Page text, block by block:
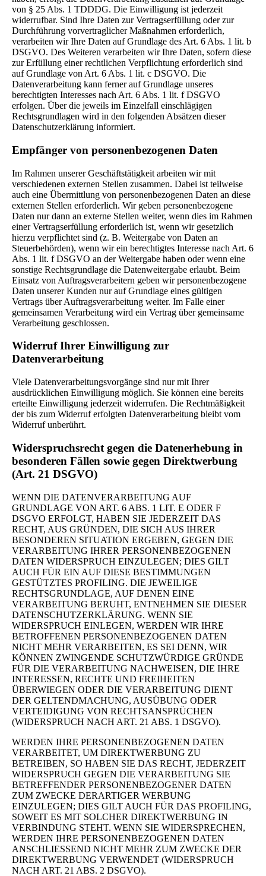
von § 25 Abs. 1 TDDDG. Die Einwilligung ist jederzeit
widerrufbar. Sind Ihre Daten zur Vertragserfüllung oder zur
Durchführung vorvertraglicher Maßnahmen erforderlich,
verarbeiten wir Ihre Daten auf Grundlage des Art. 6 Abs. 1 lit. b
DSGVO. Des Weiteren verarbeiten wir Ihre Daten, sofern diese
zur Erfüllung einer rechtlichen Verpflichtung erforderlich sind
auf Grundlage von Art. 6 Abs. 1 lit. c DSGVO. Die
Datenverarbeitung kann ferner auf Grundlage unseres
berechtigten Interesses nach Art. 6 Abs. 1 lit. f DSGVO
erfolgen. Über die jeweils im Einzelfall einschlägigen
Rechtsgrundlagen wird in den folgenden Absätzen dieser
Datenschutzerklärung informiert.
Empfänger von personenbezogenen Daten
Im Rahmen unserer Geschäftstätigkeit arbeiten wir mit
verschiedenen externen Stellen zusammen. Dabei ist teilweise
auch eine Übermittlung von personenbezogenen Daten an diese
externen Stellen erforderlich. Wir geben personenbezogene
Daten nur dann an externe Stellen weiter, wenn dies im Rahmen
einer Vertragserfüllung erforderlich ist, wenn wir gesetzlich
hierzu verpflichtet sind (z. B. Weitergabe von Daten an
Steuerbehörden), wenn wir ein berechtigtes Interesse nach Art. 6
Abs. 1 lit. f DSGVO an der Weitergabe haben oder wenn eine
sonstige Rechtsgrundlage die Datenweitergabe erlaubt. Beim
Einsatz von Auftragsverarbeitern geben wir personenbezogene
Daten unserer Kunden nur auf Grundlage eines gültigen
Vertrags über Auftragsverarbeitung weiter. Im Falle einer
gemeinsamen Verarbeitung wird ein Vertrag über gemeinsame
Verarbeitung geschlossen.
Widerruf Ihrer Einwilligung zur
Datenverarbeitung
Viele Datenverarbeitungsvorgänge sind nur mit Ihrer
ausdrücklichen Einwilligung möglich. Sie können eine bereits
erteilte Einwilligung jederzeit widerrufen. Die Rechtmäßigkeit
der bis zum Widerruf erfolgten Datenverarbeitung bleibt vom
Widerruf unberührt.
Widerspruchsrecht gegen die Datenerhebung in
besonderen Fällen sowie gegen Direktwerbung
(Art. 21 DSGVO)
WENN DIE DATENVERARBEITUNG AUF
GRUNDLAGE VON ART. 6 ABS. 1 LIT. E ODER F
DSGVO ERFOLGT, HABEN SIE JEDERZEIT DAS
RECHT, AUS GRÜNDEN, DIE SICH AUS IHRER
BESONDEREN SITUATION ERGEBEN, GEGEN DIE
VERARBEITUNG IHRER PERSONENBEZOGENEN
DATEN WIDERSPRUCH EINZULEGEN; DIES GILT
AUCH FÜR EIN AUF DIESE BESTIMMUNGEN
GESTÜTZTES PROFILING. DIE JEWEILIGE
RECHTSGRUNDLAGE, AUF DENEN EINE
VERARBEITUNG BERUHT, ENTNEHMEN SIE DIESER
DATENSCHUTZERKLÄRUNG. WENN SIE
WIDERSPRUCH EINLEGEN, WERDEN WIR IHRE
BETROFFENEN PERSONENBEZOGENEN DATEN
NICHT MEHR VERARBEITEN, ES SEI DENN, WIR
KÖNNEN ZWINGENDE SCHUTZWÜRDIGE GRÜNDE
FÜR DIE VERARBEITUNG NACHWEISEN, DIE IHRE
INTERESSEN, RECHTE UND FREIHEITEN
ÜBERWIEGEN ODER DIE VERARBEITUNG DIENT
DER GELTENDMACHUNG, AUSÜBUNG ODER
VERTEIDIGUNG VON RECHTSANSPRÜCHEN
(WIDERSPRUCH NACH ART. 21 ABS. 1 DSGVO).
WERDEN IHRE PERSONENBEZOGENEN DATEN
VERARBEITET, UM DIREKTWERBUNG ZU
BETREIBEN, SO HABEN SIE DAS RECHT, JEDERZEIT
WIDERSPRUCH GEGEN DIE VERARBEITUNG SIE
BETREFFENDER PERSONENBEZOGENER DATEN
ZUM ZWECKE DERARTIGER WERBUNG
EINZULEGEN; DIES GILT AUCH FÜR DAS PROFILING,
SOWEIT ES MIT SOLCHER DIREKTWERBUNG IN
VERBINDUNG STEHT. WENN SIE WIDERSPRECHEN,
WERDEN IHRE PERSONENBEZOGENEN DATEN
ANSCHLIESSEND NICHT MEHR ZUM ZWECKE DER
DIREKTWERBUNG VERWENDET (WIDERSPRUCH
NACH ART. 21 ABS. 2 DSGVO).